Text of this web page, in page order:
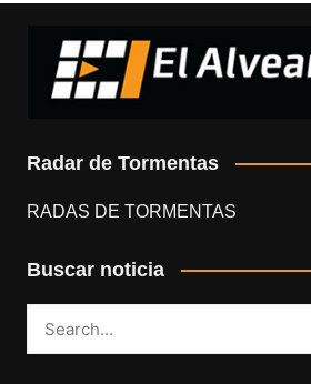
Radar de Tormentas
RADAS DE TORMENTAS
Buscar noticia